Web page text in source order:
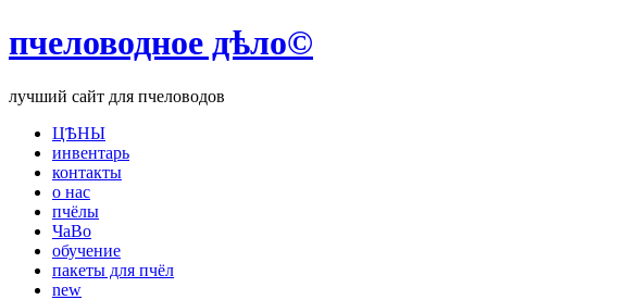
пчеловодное дѣло©
лучший сайт для пчеловодов
ЦѢНЫ
инвентарь
контакты
о нас
пчёлы
ЧаВо
обучение
пакеты для пчёл
new